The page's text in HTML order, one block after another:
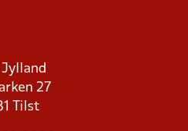
Jylland
27
Tilst